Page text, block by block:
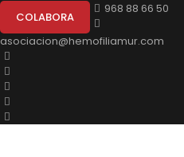
COLABORA
968 88 66 50
asociacion@hemofiliamur.com